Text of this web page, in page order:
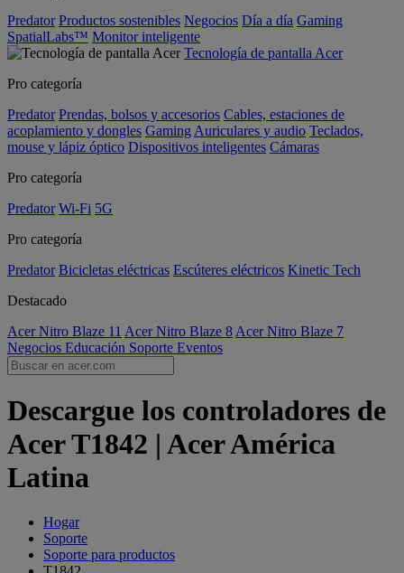
Predator Productos sostenibles Negocios Día a día Gaming
SpatialLabs™ Monitor inteligente
Tecnología de pantalla Acer
Pro categoría
Predator Prendas, bolsos y accesorios Cables, estaciones de
acoplamiento y dongles Gaming Auriculares y audio Teclados,
mouse y lápiz óptico Dispositivos inteligentes Cámaras
Pro categoría
Predator Wi-Fi 5G
Pro categoría
Predator Bicicletas eléctricas Escúteres eléctricos Kinetic Tech
Destacado
Acer Nitro Blaze 11 Acer Nitro Blaze 8 Acer Nitro Blaze 7
Negocios Educación Soporte Eventos
Descargue los controladores de
Acer T1842 | Acer América
Latina
Hogar
Soporte
Soporte para productos